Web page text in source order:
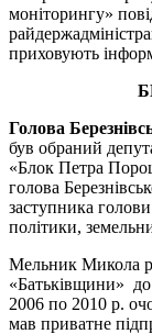
моніторингу»
приховують
Голова
був обраний
«Блок Петра
голова
заступника голови
політики,
Мельник Микола
«Батьківщини» до
2006 по 2010 р.
мав приватне